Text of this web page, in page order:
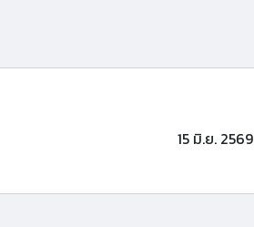
15 มิ.ย. 2569